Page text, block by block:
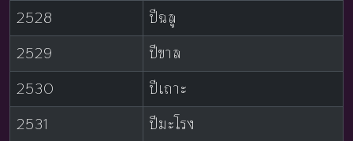
2528
ปีฉลู
2529
ปีขาล
2530
ปีเถาะ
2531
ปีมะโรง